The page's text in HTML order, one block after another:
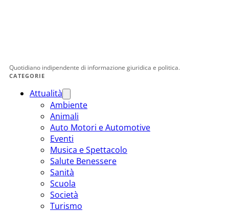
Quotidiano indipendente di informazione giuridica e politica.
CATEGORIE
Attualità
Ambiente
Animali
Auto Motori e Automotive
Eventi
Musica e Spettacolo
Salute Benessere
Sanità
Scuola
Società
Turismo